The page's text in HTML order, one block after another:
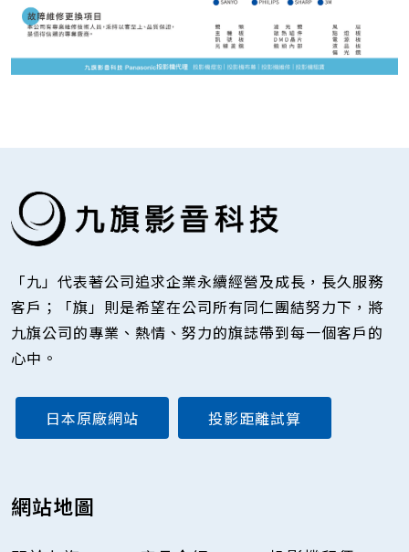
「九」代表著公司追求企業永續經營及成長，長久服務
客戶；「旗」則是希望在公司所有同仁團結努力下，將
九旗公司的專業、熱情、努力的旗誌帶到每一個客戶的
心中。
日本原廠網站 投影距離試算
網站地圖